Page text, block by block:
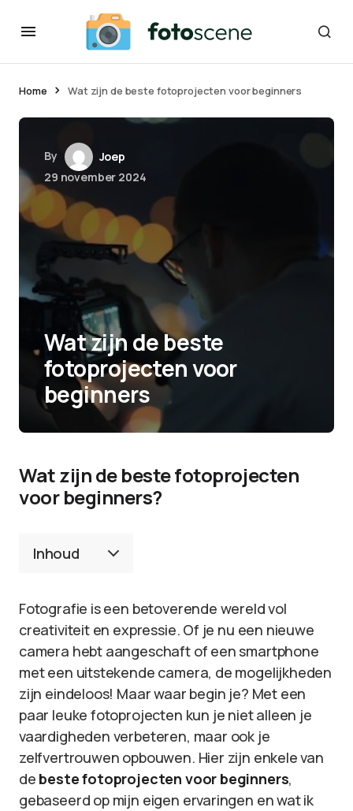
Home Wat zijn de beste fotoprojecten voor beginners
By
Joep
29 november 2024
Wat zijn de beste
fotoprojecten voor
beginners
Wat zijn de beste fotoprojecten
voor beginners?
Inhoud
Fotografie is een betoverende wereld vol
creativiteit en expressie. Of je nu een nieuwe
camera hebt aangeschaft of een smartphone
met een uitstekende camera, de mogelijkheden
zijn eindeloos! Maar waar begin je? Met een
paar leuke fotoprojecten kun je niet alleen je
vaardigheden verbeteren, maar ook je
zelfvertrouwen opbouwen. Hier zijn enkele van
de beste fotoprojecten voor beginners,
gebaseerd op mijn eigen ervaringen en wat ik